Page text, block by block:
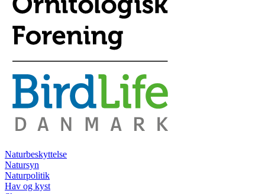
Naturbeskyttelse
Natursyn
Naturpolitik
Hav og kyst